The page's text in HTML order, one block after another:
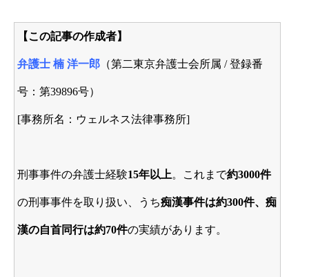
【この記事の作成者】
弁護士 楠 洋一郎 （第二東京弁護士会所属 / 登録番
号：第39896号）
[事務所名：ウェルネス法律事務所]
刑事事件の弁護士経験15年以上。これまで約3000件
の刑事事件を取り扱い、うち痴漢事件は約300件、痴
漢の自首同行は約70件の実績があります。